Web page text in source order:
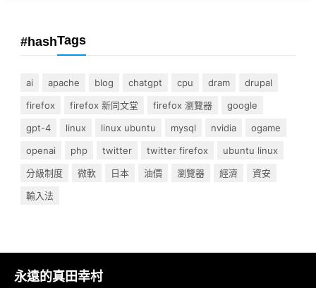
#hashTags
ai apache blog chatgpt cpu dram
drupal
firefox
firefox 新同文堂 firefox 瀏覽器
google
gpt-4
linux linux ubuntu mysql nvidia
ogame
openai
php twitter twitter firefox
ubuntu linux
分級制度
微軟 日本 油價 瀏覽器 經濟
資安
輸入法
永遠的真田幸村